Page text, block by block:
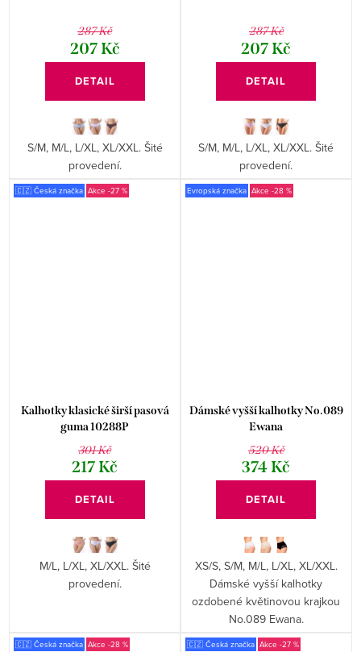
287 Kč
207 Kč
DETAIL
S/M, M/L, L/XL, XL/XXL. Šité
provedení.
287 Kč
207 Kč
DETAIL
S/M, M/L, L/XL, XL/XXL. Šité
provedení.
🇨🇿 Česká značka -27 %
Kalhotky klasické širší pasová
guma 10288P
301 Kč
217 Kč
DETAIL
M/L, L/XL, XL/XXL. Šité
provedení.
Evropská značka -28 %
Dámské vyšší kalhotky No.089
Ewana
520 Kč
374 Kč
DETAIL
XS/S, S/M, M/L, L/XL, XL/XXL.
Dámské vyšší kalhotky
ozdobené květinovou krajkou
No.089 Ewana.
🇨🇿 Česká značka -28 % 🇨🇿 Česká značka -27 %